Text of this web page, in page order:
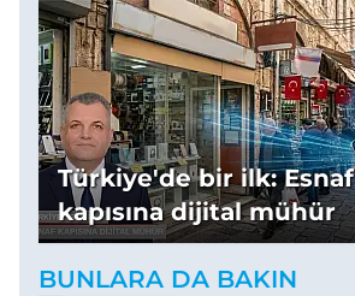
Türkiye'de bir ilk: Esnaf
kapısına dijital mühür
BUNLARA DA BAKIN